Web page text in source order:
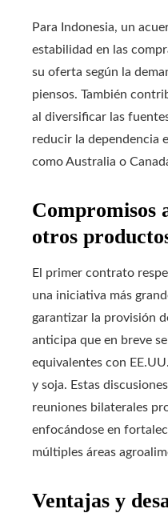
Para Indonesia, un
estabilidad en las
su oferta según la
piensos. También
al diversificar las
reducir la dependencia
como Australia o
Compromisos
otros
El primer contrato
una iniciativa más
garantizar la provisión
anticipa que en breve
equivalentes con
y soja. Estas
reuniones bilaterales
enfocándose en
múltiples áreas
Ventajas y